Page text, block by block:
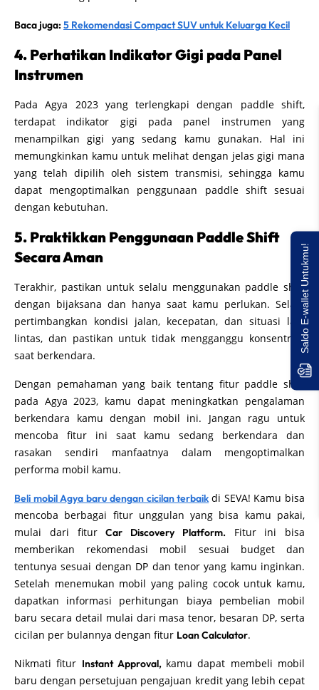
Baca juga: 5 Rekomendasi Compact SUV untuk Keluarga Kecil
4. Perhatikan Indikator Gigi pada Panel
Instrumen
Pada Agya 2023 yang terlengkapi dengan paddle shift,
terdapat indikator gigi pada panel instrumen yang
menampilkan gigi yang sedang kamu gunakan. Hal ini
memungkinkan kamu untuk melihat dengan jelas gigi mana
yang telah dipilih oleh sistem transmisi, sehingga kamu
dapat mengoptimalkan penggunaan paddle shift sesuai
dengan kebutuhan.
5. Praktikkan Penggunaan Paddle Shift
Secara Aman
Terakhir, pastikan untuk selalu menggunakan paddle shift
dengan bijaksana dan hanya saat kamu perlukan. Selalu
pertimbangkan kondisi jalan, kecepatan, dan situasi lalu
lintas, dan pastikan untuk tidak mengganggu konsentrasi
saat berkendara.
Dengan pemahaman yang baik tentang fitur paddle shift
pada Agya 2023, kamu dapat meningkatkan pengalaman
berkendara kamu dengan mobil ini. Jangan ragu untuk
mencoba fitur ini saat kamu sedang berkendara dan
rasakan sendiri manfaatnya dalam mengoptimalkan
performa mobil kamu.
Beli mobil Agya baru dengan cicilan terbaik di SEVA! Kamu bisa
mencoba berbagai fitur unggulan yang bisa kamu pakai,
mulai dari fiturCar Discovery Platform. Fitur ini bisa
memberikan rekomendasi mobil sesuai budget dan
tentunya sesuai dengan DP dan tenor yang kamu inginkan.
Setelah menemukan mobil yang paling cocok untuk kamu,
dapatkan informasi perhitungan biaya pembelian mobil
baru secara detail mulai dari masa tenor, besaran DP, serta
cicilan per bulannya dengan fitur Loan Calculator.
Nikmati fitur Instant Approval, kamu dapat membeli mobil
baru dengan persetujuan pengajuan kredit yang lebih cepat
Saldo E-wallet Untukmu!